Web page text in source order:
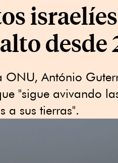
desde
ONU, António
"sigue avivando
a sus tierras".